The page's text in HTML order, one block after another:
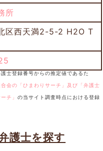
所
区西天満2-5-2 H2O T
士登録番号からの推定値であるた
合会の「ひまわりサーチ」及び「弁護士
チ」 の当サイト調査時点における登録
護士を探す